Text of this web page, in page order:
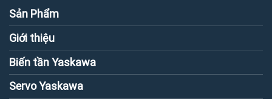
Sản Phẩm
Giới thiệu
Biến tần Yaskawa
Servo Yaskawa